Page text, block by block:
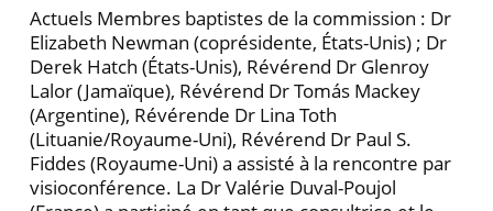
Actuels Membres baptistes de la commission : Dr
Elizabeth Newman (coprésidente, États-Unis) ; Dr
Derek Hatch (États-Unis), Révérend Dr Glenroy
Lalor (Jamaïque), Révérend Dr Tomás Mackey
(Argentine), Révérende Dr Lina Toth
(Lituanie/Royaume-Uni), Révérend Dr Paul S.
Fiddes (Royaume-Uni) a assisté à la rencontre par
visioconférence. La Dr Valérie Duval-Poujol